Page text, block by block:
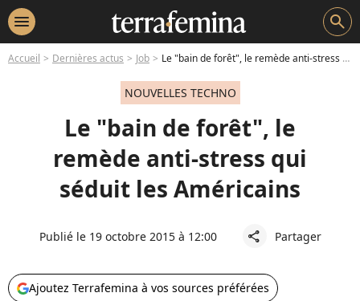
menu search
Accueil Dernières actus Job Le "bain de forêt", le remède anti-stress qui séduit les Américains
NOUVELLES TECHNO
Le "bain de forêt", le
remède anti-stress qui
séduit les Américains
Publié le 19 octobre 2015 à 12:00 share Partager
Ajoutez Terrafemina à vos sources préférées